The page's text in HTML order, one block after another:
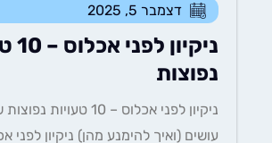
דצמבר 5, 2025
ניקיון לפני אכלוס – 10 טעויות
נפוצות
ניקיון לפני אכלוס – 10 טעויות נפוצות שהדיירים
עושים (ואיך להימנע מהן) ניקיון לפני אכלוס....